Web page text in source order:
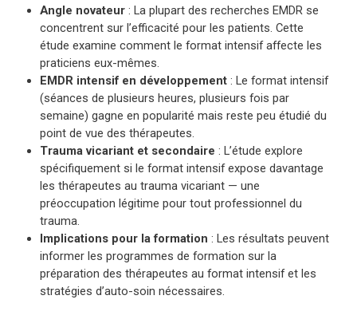
Angle novateur : La plupart des recherches EMDR se
concentrent sur l’efficacité pour les patients. Cette
étude examine comment le format intensif affecte les
praticiens eux-mêmes.
EMDR intensif en développement : Le format intensif
(séances de plusieurs heures, plusieurs fois par
semaine) gagne en popularité mais reste peu étudié du
point de vue des thérapeutes.
Trauma vicariant et secondaire : L’étude explore
spécifiquement si le format intensif expose davantage
les thérapeutes au trauma vicariant — une
préoccupation légitime pour tout professionnel du
trauma.
Implications pour la formation : Les résultats peuvent
informer les programmes de formation sur la
préparation des thérapeutes au format intensif et les
stratégies d’auto-soin nécessaires.